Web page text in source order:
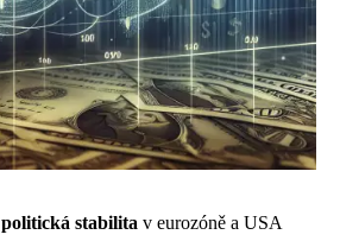
politická stabilita v eurozóně a USA